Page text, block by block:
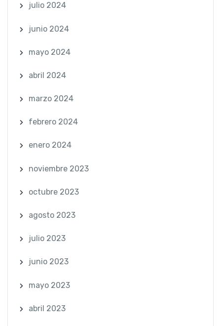
julio 2024
junio 2024
mayo 2024
abril 2024
marzo 2024
febrero 2024
enero 2024
noviembre 2023
octubre 2023
agosto 2023
julio 2023
junio 2023
mayo 2023
abril 2023